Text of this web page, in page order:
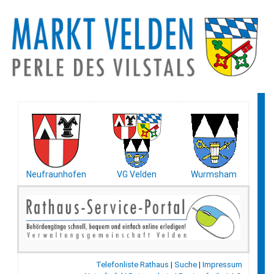
Neufraunhofen VG Velden Wurmsham
Telefonliste Rathaus | Suche | Impressum